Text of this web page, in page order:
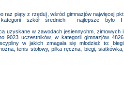
raz piąty z rzędu), wśród gimnazjów najwięcej pkt
szkół średnich najlepsze było I
uzyskane w zawodach jesiennychm, zimowych i
9023 uczestników, w kategorii gimnazjów 4826
w jakich zmagała się młodzież to: biegi
tenis stołowy, piłka ręczna, biegi, siatkówka,